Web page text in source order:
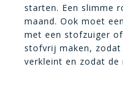
starten. Een slimme
maand. Ook moet
met een stofzuiger
stofvrij maken, zodat
verkleint en zodat